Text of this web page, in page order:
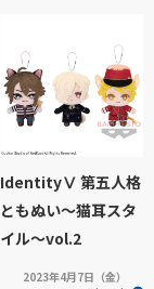
IdentityⅤ 第五人格
ともぬい～猫耳スタ
イル～vol.2
2023年4月7日（金）